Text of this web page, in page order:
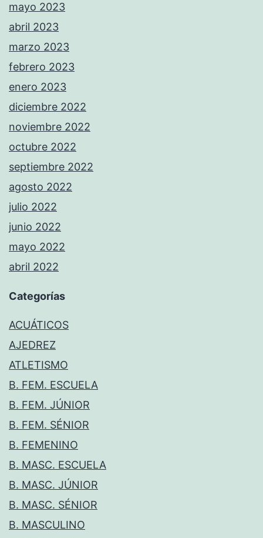
mayo 2023
abril 2023
marzo 2023
febrero 2023
enero 2023
diciembre 2022
noviembre 2022
octubre 2022
septiembre 2022
agosto 2022
julio 2022
junio 2022
mayo 2022
abril 2022
Categorías
ACUÁTICOS
AJEDREZ
ATLETISMO
B. FEM. ESCUELA
B. FEM. JÚNIOR
B. FEM. SÉNIOR
B. FEMENINO
B. MASC. ESCUELA
B. MASC. JÚNIOR
B. MASC. SÉNIOR
B. MASCULINO